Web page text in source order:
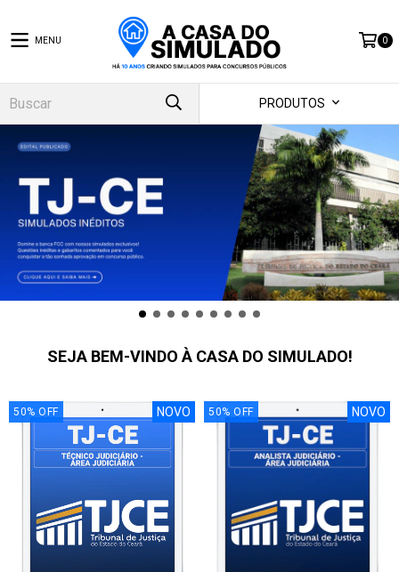
MENU 0
PRODUTOS
SEJA BEM-VINDO À CASA DO SIMULADO!
50% OFF NOVO 50% OFF NOVO